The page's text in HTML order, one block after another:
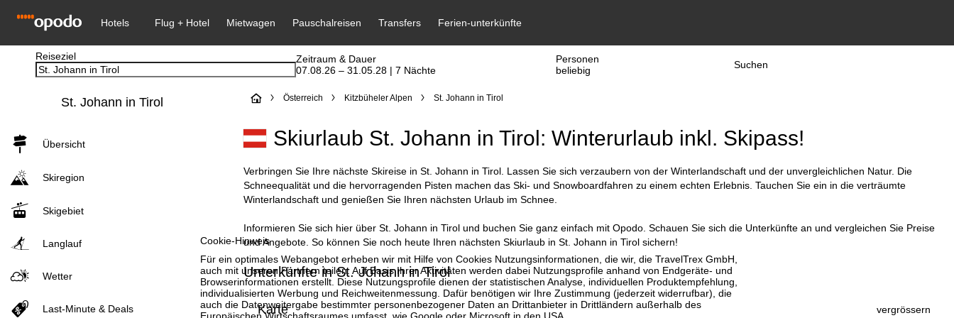
Cookie-Hinweis
Für ein optimales Webangebot erheben wir mit Hilfe von Cookies Nutzungsinformationen, die wir, die TravelTrex GmbH,
auch mit unseren Partnern teilen. Auf Basis Ihrer Aktivitäten werden dabei Nutzungsprofile anhand von Endgeräte- und
Browserinformationen erstellt. Diese Nutzungsprofile dienen der statistischen Analyse, individuellen Produktempfehlung,
individualisierten Werbung und Reichweitenmessung. Dafür benötigen wir Ihre Zustimmung (jederzeit widerrufbar), die
auch die Datenweitergabe bestimmter personenbezogener Daten an Drittanbieter in Drittländern außerhalb des
Reiseziel
Zeitraum & Dauer
07.08.26 – 31.05.28 | 7 Nächte
Personen
beliebig
Suchen
St. Johann in Tirol
Übersicht
Skiregion
Skigebiet
Langlauf
Wetter
Last-Minute & Deals
S
t
r
s
e
i
Österreich Kitzbüheler Alpen St. Johann in Tirol
Skiurlaub St. Johann in Tirol: Winterurlaub inkl. Skipass!
Verbringen Sie Ihre nächste Skireise in St. Johann in Tirol. Lassen Sie sich verzaubern von der Winterlandschaft und der unvergleichlichen Natur. Die
Schneequalität und die hervorragenden Pisten machen das Ski- und Snowboardfahren zu einem echten Erlebnis. Tauchen Sie ein in die verträumte
Winterlandschaft und genießen Sie Ihren nächsten Urlaub im Schnee.
Informieren Sie sich hier über St. Johann in Tirol und buchen Sie ganz einfach mit Opodo. Schauen Sie sich die Unterkünfte an und vergleichen Sie Preise
und Angebote. So können Sie noch heute Ihren nächsten Skiurlaub in St. Johann in Tirol sichern!
Unterkünfte in St. Johann in Tirol
Karte vergrössern